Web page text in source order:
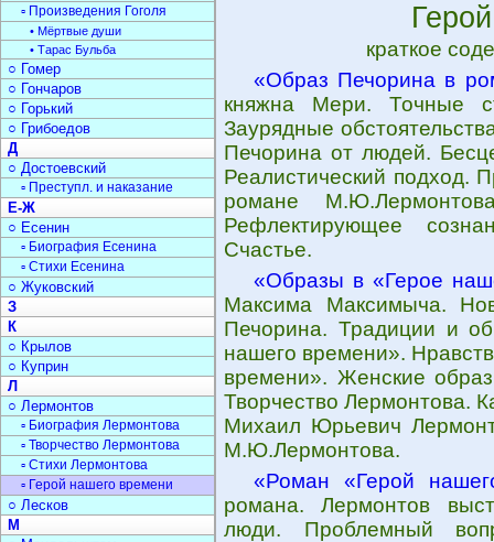
краткое
«Образ Печорина в
княжна Мери. Точные
Заурядные
Печорина от людей.
Реалистический подход.
романе
Рефлектирующее
Счастье.
«Образы в «Герое
Максима Максимыча.
Печорина. Традиции и
нашего времени».
времени». Женские
Творчество Лермонтова.
Михаил Юрьевич
М.Ю.Лермонтова.
«Роман «Герой
романа. Лермонтов
люди. Проблемный
▫ Произведения Гоголя
• Мёртвые души
• Тарас Бульба
○ Гомер
○ Гончаров
○ Горький
○ Грибоедов
Д
○ Достоевский
▫ Преступл. и наказание
Е-Ж
○ Есенин
▫ Биография Есенина
▫ Стихи Есенина
○ Жуковский
З
К
○ Крылов
○ Куприн
Л
○ Лермонтов
▫ Биография Лермонтова
▫ Творчество Лермонтова
▫ Стихи Лермонтова
▫ Герой нашего времени
○ Лесков
М